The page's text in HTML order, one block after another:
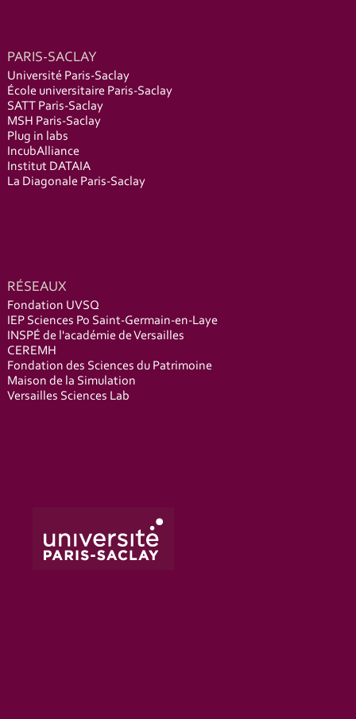
PARIS-SACLAY
Université Paris-Saclay
École universitaire Paris-Saclay
SATT Paris-Saclay
MSH Paris-Saclay
Plug in labs
IncubAlliance
Institut DATAIA
La Diagonale Paris-Saclay
RÉSEAUX
Fondation UVSQ
IEP Sciences Po Saint-Germain-en-Laye
INSPÉ de l'académie de Versailles
CEREMH
Fondation des Sciences du Patrimoine
Maison de la Simulation
Versailles Sciences Lab